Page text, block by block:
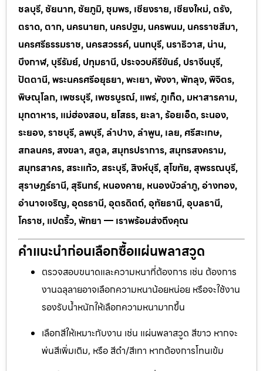
ชลบุรี, ชัยนาท, ชัยภูมิ, ชุมพร, เชียงราย, เชียงใหม่, ตรัง,
ตราด, ตาก, นครนายก, นครปฐม, นครพนม, นครราชสีมา,
นครศรีธรรมราช, นครสวรรค์, นนทบุรี, นราธิวาส, น่าน,
บึงกาฬ, บุรีรัมย์, ปทุมธานี, ประจวบคีรีขันธ์, ปราจีนบุรี,
ปัตตานี, พระนครศรีอยุธยา, พะเยา, พังงา, พัทลุง, พิจิตร,
พิษณุโลก, เพชรบุรี, เพชรบูรณ์, แพร่, ภูเก็ต, มหาสารคาม,
มุกดาหาร, แม่ฮ่องสอน, ยโสธร, ยะลา, ร้อยเอ็ด, ระนอง,
ระยอง, ราชบุรี, ลพบุรี, ลำปาง, ลำพูน, เลย, ศรีสะเกษ,
สกลนคร, สงขลา, สตูล, สมุทรปราการ, สมุทรสงคราม,
สมุทรสาคร, สระแก้ว, สระบุรี, สิงห์บุรี, สุโขทัย, สุพรรณบุรี,
สุราษฎร์ธานี, สุรินทร์, หนองคาย, หนองบัวลำภู, อ่างทอง,
อำนาจเจริญ, อุดรธานี, อุตรดิตถ์, อุทัยธานี, อุบลธานี,
โคราช, แปดริ้ว, พัทยา — เราพร้อมส่งถึงคุณ
คำแนะนำก่อนเลือกซื้อแผ่นพลาสวูด
ตรวจสอบขนาดและความหนาที่ต้องการ เช่น ต้องการ
งานฉลุลายอาจเลือกความหนาน้อยหน่อย หรือจะใช้งาน
รองรับน้ำหนักให้เลือกความหนามากขึ้น
เลือกสีให้เหมาะกับงาน เช่น แผ่นพลาสวูด สีขาว หากจะ
พ่นสีเพิ่มเติม, หรือ สีดำ/สีเทา หากต้องการโทนเข้ม